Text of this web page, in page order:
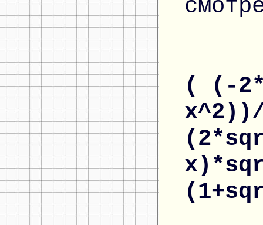
( (-